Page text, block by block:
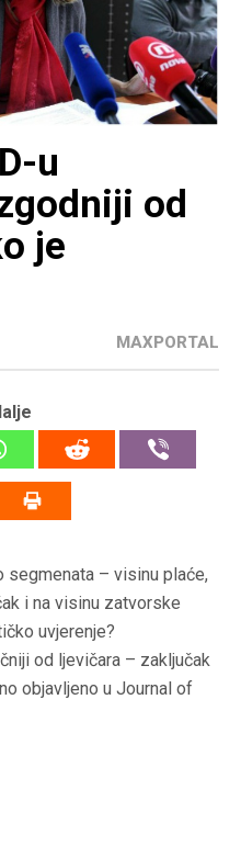
u
od
je
MAXPORTAL
segmenata – visinu plaće,
i na visinu zatvorske
uvjerenje?
od ljevičara – zaključak
objavljeno u Journal of